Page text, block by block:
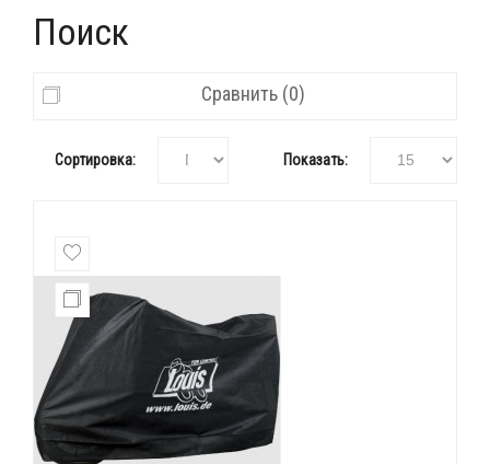
Поиск
Сравнить (0)
Сортировка: Показать: